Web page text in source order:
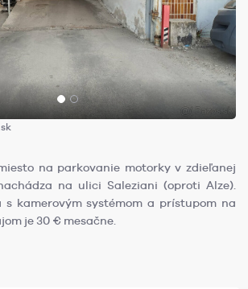
na parkovanie motorky v zdieľanej
na ulici Saleziani (oproti Alze).
s kamerovým systémom a prístupom na
je 30 € mesačne.